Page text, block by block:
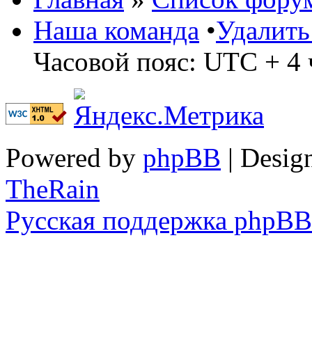
Наша команда •
Часовой пояс: UTC + 4
Powered by phpBB |
TheRain
Русская поддержка phpBB